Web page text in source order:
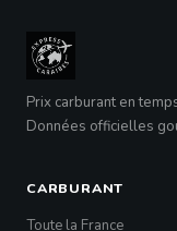
Prix carburant en
Données officielles
CARBURANT
Toute la France